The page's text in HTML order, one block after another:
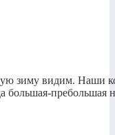
зиму видим. Наши
большая-пребольшая